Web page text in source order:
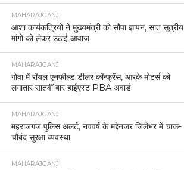
MAHARAJGANJ
आशा कार्यकत्रियों ने मुख्यमंत्री को सौंपा ज्ञापन, सात सूत्रीय
मांगों को लेकर उठाई आवाज
MAHARAJGANJ
गोवा में रॉयल एनफील्ड डीलर कॉन्फ्रेंस, आरके मोटर्स को
लगातार सातवीं बार हाईएस्ट PBA अवार्ड
MAHARAJGANJ
महराजगंज पुलिस अलर्ट, नववर्ष के मद्देनजर जिलेभर में चाक-
चौबंद सुरक्षा व्यवस्था
MAHARAJGANJ